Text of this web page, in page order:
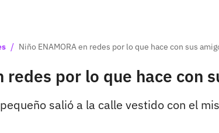
/ Niño ENAMORA en redes por lo que hace con sus
redes por lo que hace con
salió a la calle vestido con el